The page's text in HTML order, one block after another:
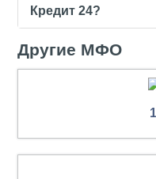
Кредит 24?
Другие МФО